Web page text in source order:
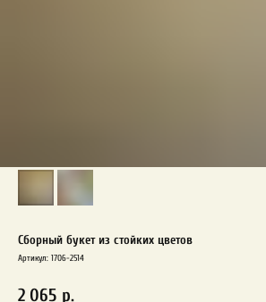
Сборный букет из стойких цветов
Артикул: 1706-2514
2 065 р.